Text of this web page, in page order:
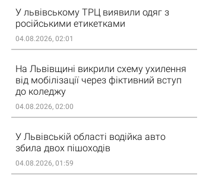
У львівському ТРЦ виявили одяг з
російськими етикетками
04.08.2026, 02:01
На Львівщині викрили схему ухилення
від мобілізації через фіктивний вступ
до коледжу
04.08.2026, 02:00
У Львівській області водійка авто
збила двох пішоходів
04.08.2026, 01:59